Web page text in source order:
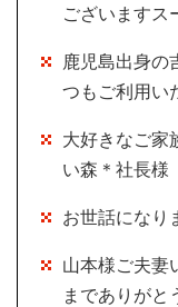
ございますス
鹿児島出身の
つもご利用い
大好きなご家
い森＊社長様
お世話になり
山本様ご夫妻
までありがと